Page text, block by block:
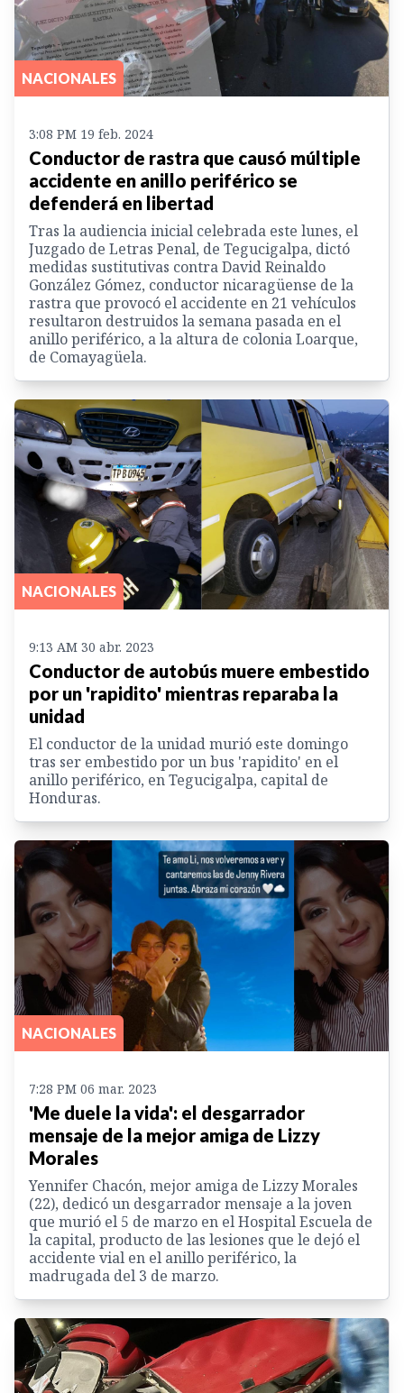
NACIONALES
3:08 PM 19 feb. 2024
Conductor de rastra que causó múltiple
accidente en anillo periférico se
defenderá en libertad
Tras la audiencia inicial celebrada este lunes, el
Juzgado de Letras Penal, de Tegucigalpa, dictó
medidas sustitutivas contra David Reinaldo
González Gómez, conductor nicaragüense de la
rastra que provocó el accidente en 21 vehículos
resultaron destruidos la semana pasada en el
anillo periférico, a la altura de colonia Loarque,
de Comayagüela.
NACIONALES
9:13 AM 30 abr. 2023
Conductor de autobús muere embestido
por un 'rapidito' mientras reparaba la
unidad
El conductor de la unidad murió este domingo
tras ser embestido por un bus 'rapidito' en el
anillo periférico, en Tegucigalpa, capital de
Honduras.
NACIONALES
7:28 PM 06 mar. 2023
'Me duele la vida': el desgarrador
mensaje de la mejor amiga de Lizzy
Morales
Yennifer Chacón, mejor amiga de Lizzy Morales
(22), dedicó un desgarrador mensaje a la joven
que murió el 5 de marzo en el Hospital Escuela de
la capital, producto de las lesiones que le dejó el
accidente vial en el anillo periférico, la
madrugada del 3 de marzo.